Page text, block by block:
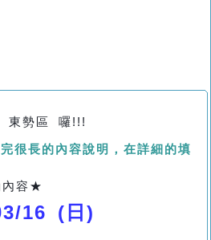
東勢區 囉!!!
很長的內容說明，在詳細的填
★
16 (日 )